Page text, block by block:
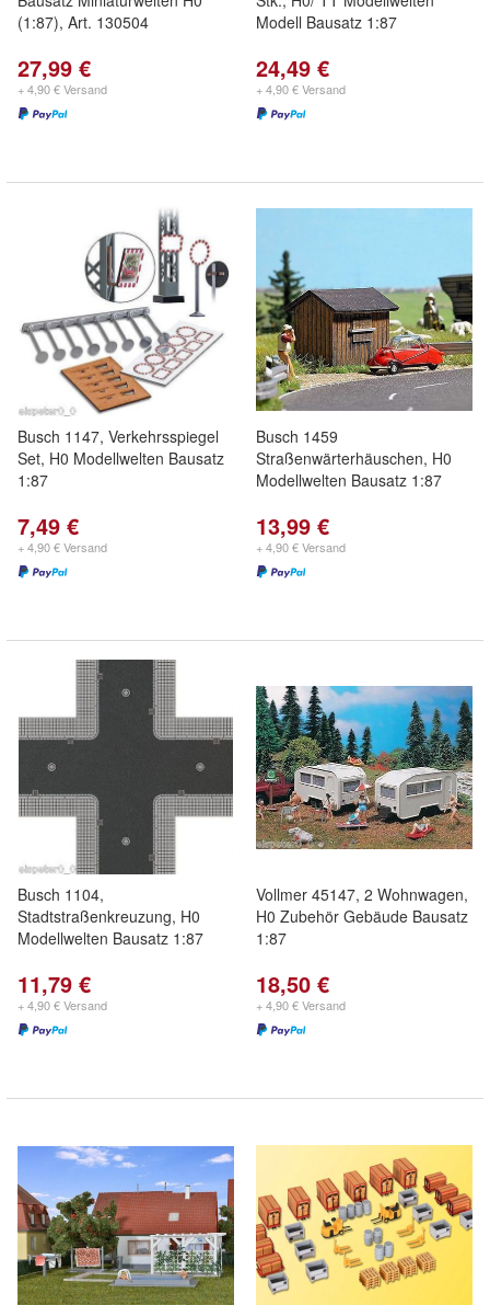
(1:87), Art. 130504
27,99 €
+ 4,90 € Versand
Modell Bausatz 1:87
24,49 €
+ 4,90 € Versand
Busch 1147, Verkehrsspiegel
Set, H0 Modellwelten Bausatz
1:87
7,49 €
+ 4,90 € Versand
Busch 1459
Straßenwärterhäuschen, H0
Modellwelten Bausatz 1:87
13,99 €
+ 4,90 € Versand
Busch 1104,
Stadtstraßenkreuzung, H0
Modellwelten Bausatz 1:87
11,79 €
+ 4,90 € Versand
Vollmer 45147, 2 Wohnwagen,
H0 Zubehör Gebäude Bausatz
1:87
18,50 €
+ 4,90 € Versand